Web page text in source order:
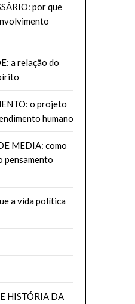
por que
a relação do
o projeto
humano
MEDIA: como
pensamento
a vida política
HISTÓRIA DA